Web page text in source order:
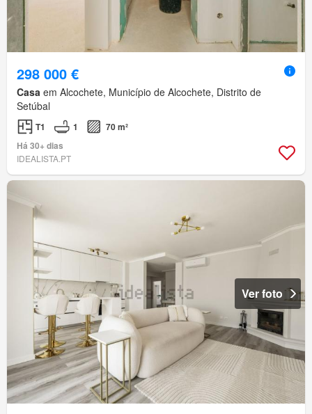
298 000 €
Casa em Alcochete, Município de Alcochete, Distrito de
Setúbal
T1 1
70 m²
Há 30+ dias
IDEALISTA.PT
Ver foto